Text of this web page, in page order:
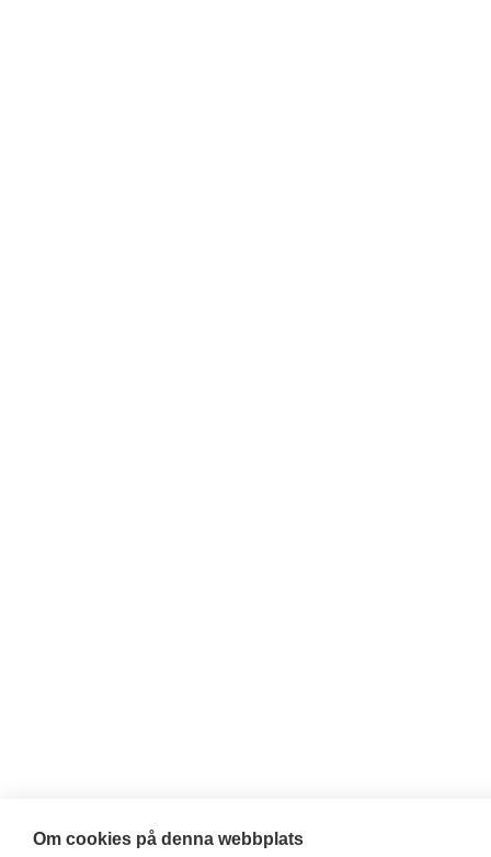
Om cookies på denna webbplats